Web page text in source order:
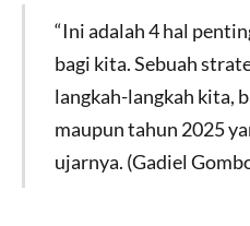
“Ini adalah 4 hal
bagi kita. Sebuah
langkah-langkah kita,
maupun tahun 2025
ujarnya. (Gadiel